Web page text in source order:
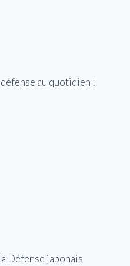
au quotidien !
Défense japonais